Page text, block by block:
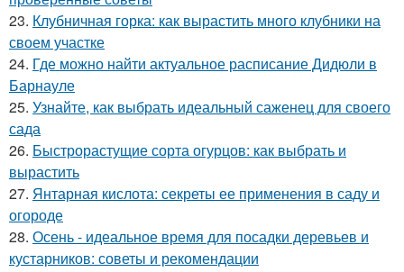
23. Клубничная горка: как вырастить много клубники на
своем участке
24. Где можно найти актуальное расписание Дидюли в
Барнауле
25. Узнайте, как выбрать идеальный саженец для своего
сада
26. Быстрорастущие сорта огурцов: как выбрать и
вырастить
27. Янтарная кислота: секреты ее применения в саду и
огороде
28. Осень - идеальное время для посадки деревьев и
кустарников: советы и рекомендации